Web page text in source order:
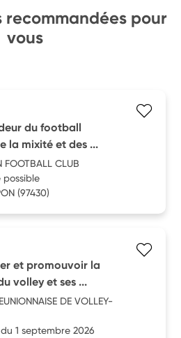
recommandées pour
vous
du football
la mixité et des ...
FOOTBALL CLUB
possible
(97430)
et promouvoir la
volley et ses ...
DE VOLLEY-
1 septembre 2026